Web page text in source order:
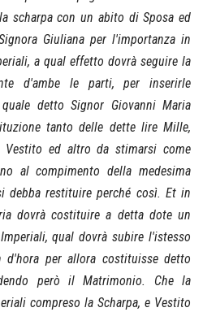
scharpa con un abito di Sposa ed
Giuliana per l'importanza in
a qual effetto dovrà seguire la
d'ambe le parti, per inserirle
detto Signor Giovanni Maria
tanto delle dette lire Mille,
Vestito ed altro da stimarsi come
al compimento della medesima
debba restituire perché così. Et in
dovrà costituire a detta dote un
qual dovrà subire l'istesso
per allora costituisse detto
però il Matrimonio. Che la
compreso la Scharpa, e Vestito